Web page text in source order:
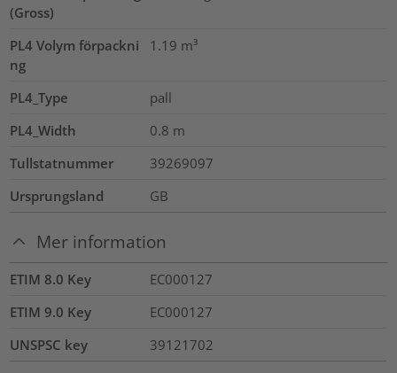
(Gross)
PL4 Volym förpackni
ng
1.19 m³
PL4_Type
pall
PL4_Width
0.8 m
Tullstatnummer
39269097
Ursprungsland
GB
Mer information
ETIM 8.0 Key
EC000127
ETIM 9.0 Key
EC000127
UNSPSC key
39121702